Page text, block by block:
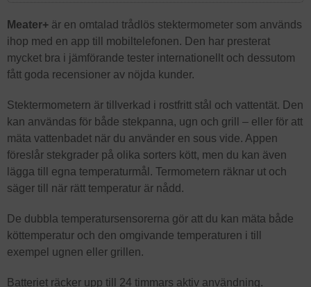
Meater+ är en omtalad trådlös stektermometer som används
ihop med en app till mobiltelefonen. Den har presterat
mycket bra i jämförande tester internationellt och dessutom
fått goda recensioner av nöjda kunder.
Stektermometern är tillverkad i rostfritt stål och vattentät. Den
kan användas för både stekpanna, ugn och grill – eller för att
mäta vattenbadet när du använder en sous vide. Appen
föreslår stekgrader på olika sorters kött, men du kan även
lägga till egna temperaturmål. Termometern räknar ut och
säger till när rätt temperatur är nådd.
De dubbla temperatursensorerna gör att du kan mäta både
köttemperatur och den omgivande temperaturen i till
exempel ugnen eller grillen.
Batteriet räcker upp till 24 timmars aktiv användning.